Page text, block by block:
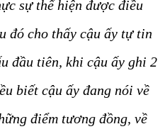
sự thể hiện được điều
đó cho thấy cậu ấy tự tin
đầu tiên, khi cậu ấy ghi 2
biết cậu ấy đang nói về
điểm tương đồng, về